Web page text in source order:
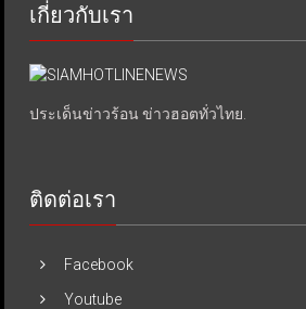
เกี่ยวกับเรา
ประเด็นข่าวร้อน ข่าวฮอตทั่วไทย.
ติดต่อเรา
Facebook
Youtube